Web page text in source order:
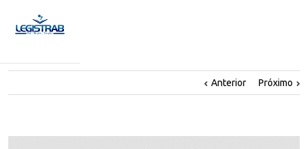
Anterior Próximo